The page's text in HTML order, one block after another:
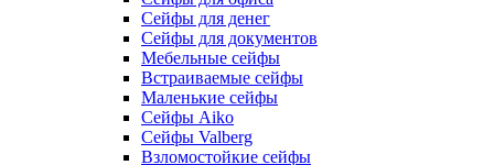
Сейфы для денег
Сейфы для документов
Мебельные сейфы
Встраиваемые сейфы
Маленькие сейфы
Сейфы Aiko
Сейфы Valberg
Взломостойкие сейфы